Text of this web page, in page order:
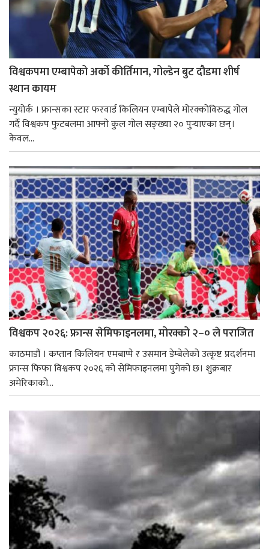
विश्वकपमा एम्बापेको अर्को कीर्तिमान, गोल्डेन बुट दौडमा शीर्ष
स्थान कायम
न्युयोर्क । फ्रान्सका स्टार फरवार्ड किलियन एम्बापेले मोरक्कोविरुद्ध गोल
गर्दै विश्वकप फुटबलमा आफ्नो कुल गोल सङ्ख्या २० पुर्‍याएका छन्।
केवल...
विश्वकप २०२६: फ्रान्स सेमिफाइनलमा, मोरक्को २–० ले पराजित
काठमाडौं । कप्तान किलियन एमबाप्पे र उसमान डेम्बेलेको उत्कृष्ट प्रदर्शनमा
फ्रान्स फिफा विश्वकप २०२६ को सेमिफाइनलमा पुगेको छ। शुक्रबार
अमेरिकाको...